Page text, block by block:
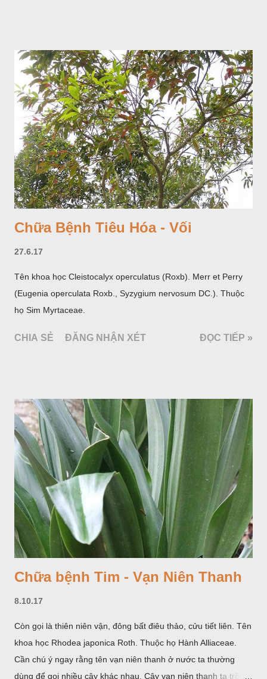
Tam Đảo (Vĩnh Phúc), đã thu được kết quả ban đầu (những
năm 1560- 70); thường trồng đến năm thứ hai, thứ ba mới hái
hoa; trồng một lần thu hoạch 10 - 20 năm.
Chữa Bệnh Tiêu Hóa - Vối
27.6.17
Tên khoa học Cleistocalyx operculatus (Roxb). Merr et Perry
(Eugenia operculata Roxb., Syzygium nervosum DC.). Thuộc
họ Sim Myrtaceae.
CHIA SẺ ĐĂNG NHẬN XÉT ĐỌC TIẾP »
Chữa bệnh Tim - Vạn Niên Thanh
8.10.17
Còn gọi là thiên niên vận, đông bất điêu thảo, cửu tiết liên. Tên
khoa học Rhodea japonica Roth. Thuộc họ Hành Alliaceae.
Cần chú ý ngay rằng tên vạn niên thanh ở nước ta thường
dùng để gọi nhiều cây khác nhau. Cây vạn niên thanh ta trồng